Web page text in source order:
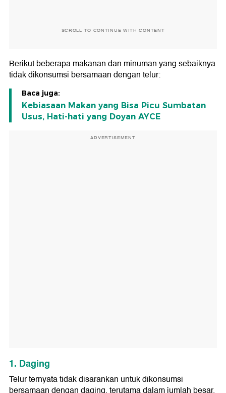
SCROLL TO CONTINUE WITH CONTENT
Berikut beberapa makanan dan minuman yang sebaiknya
tidak dikonsumsi bersamaan dengan telur:
Baca juga:
Kebiasaan Makan yang Bisa Picu Sumbatan
Usus, Hati-hati yang Doyan AYCE
ADVERTISEMENT
1. Daging
Telur ternyata tidak disarankan untuk dikonsumsi